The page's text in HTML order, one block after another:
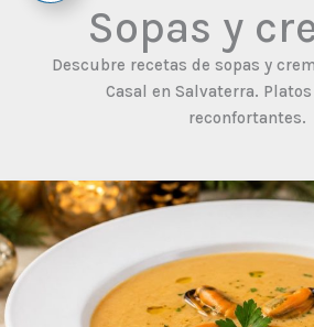
Sopas y
Descubre recetas de sopas y
Casal en Salvaterra.
reconfortantes.
Crema
de
mejillones